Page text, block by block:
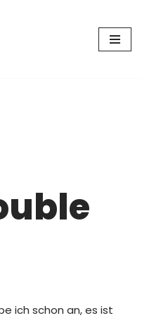
ich schon an, es ist